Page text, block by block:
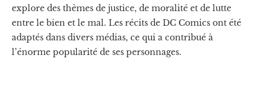
explore des thèmes de justice, de moralité et de lutte
entre le bien et le mal. Les récits de DC Comics ont été
adaptés dans divers médias, ce qui a contribué à
l’énorme popularité de ses personnages.